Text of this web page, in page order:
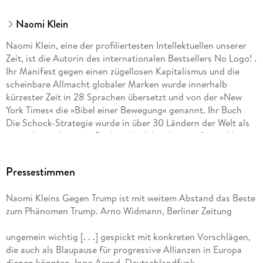
Naomi Klein
Naomi Klein, eine der profiliertesten Intellektuellen unserer
Zeit, ist die Autorin des internationalen Bestsellers No Logo! .
Ihr Manifest gegen einen zügellosen Kapitalismus und die
scheinbare Allmacht globaler Marken wurde innerhalb
kürzester Zeit in 28 Sprachen übersetzt und von der »New
York Times« die »Bibel einer Bewegung« genannt. Ihr Buch
Die Schock-Strategie wurde in über 30 Ländern der Welt als
eines der wichtigsten Bücher des Jahrzehnts gefeiert. Naomi
University of King s College in Neuschottland. Sie schreibt
CNN, BBC, »The Los Angeles Times«, »The Washington Post«,
RAI, CBC und andere. Naomi Klein lebt in Kanada.
Pressestimmen
Naomi Kleins Gegen Trump ist mit weitem Abstand das Beste
zum Phänomen Trump. Arno Widmann, Berliner Zeitung
ungemein wichtig [. . .] gespickt mit konkreten Vorschlägen,
die auch als Blaupause für progressive Allianzen in Europa